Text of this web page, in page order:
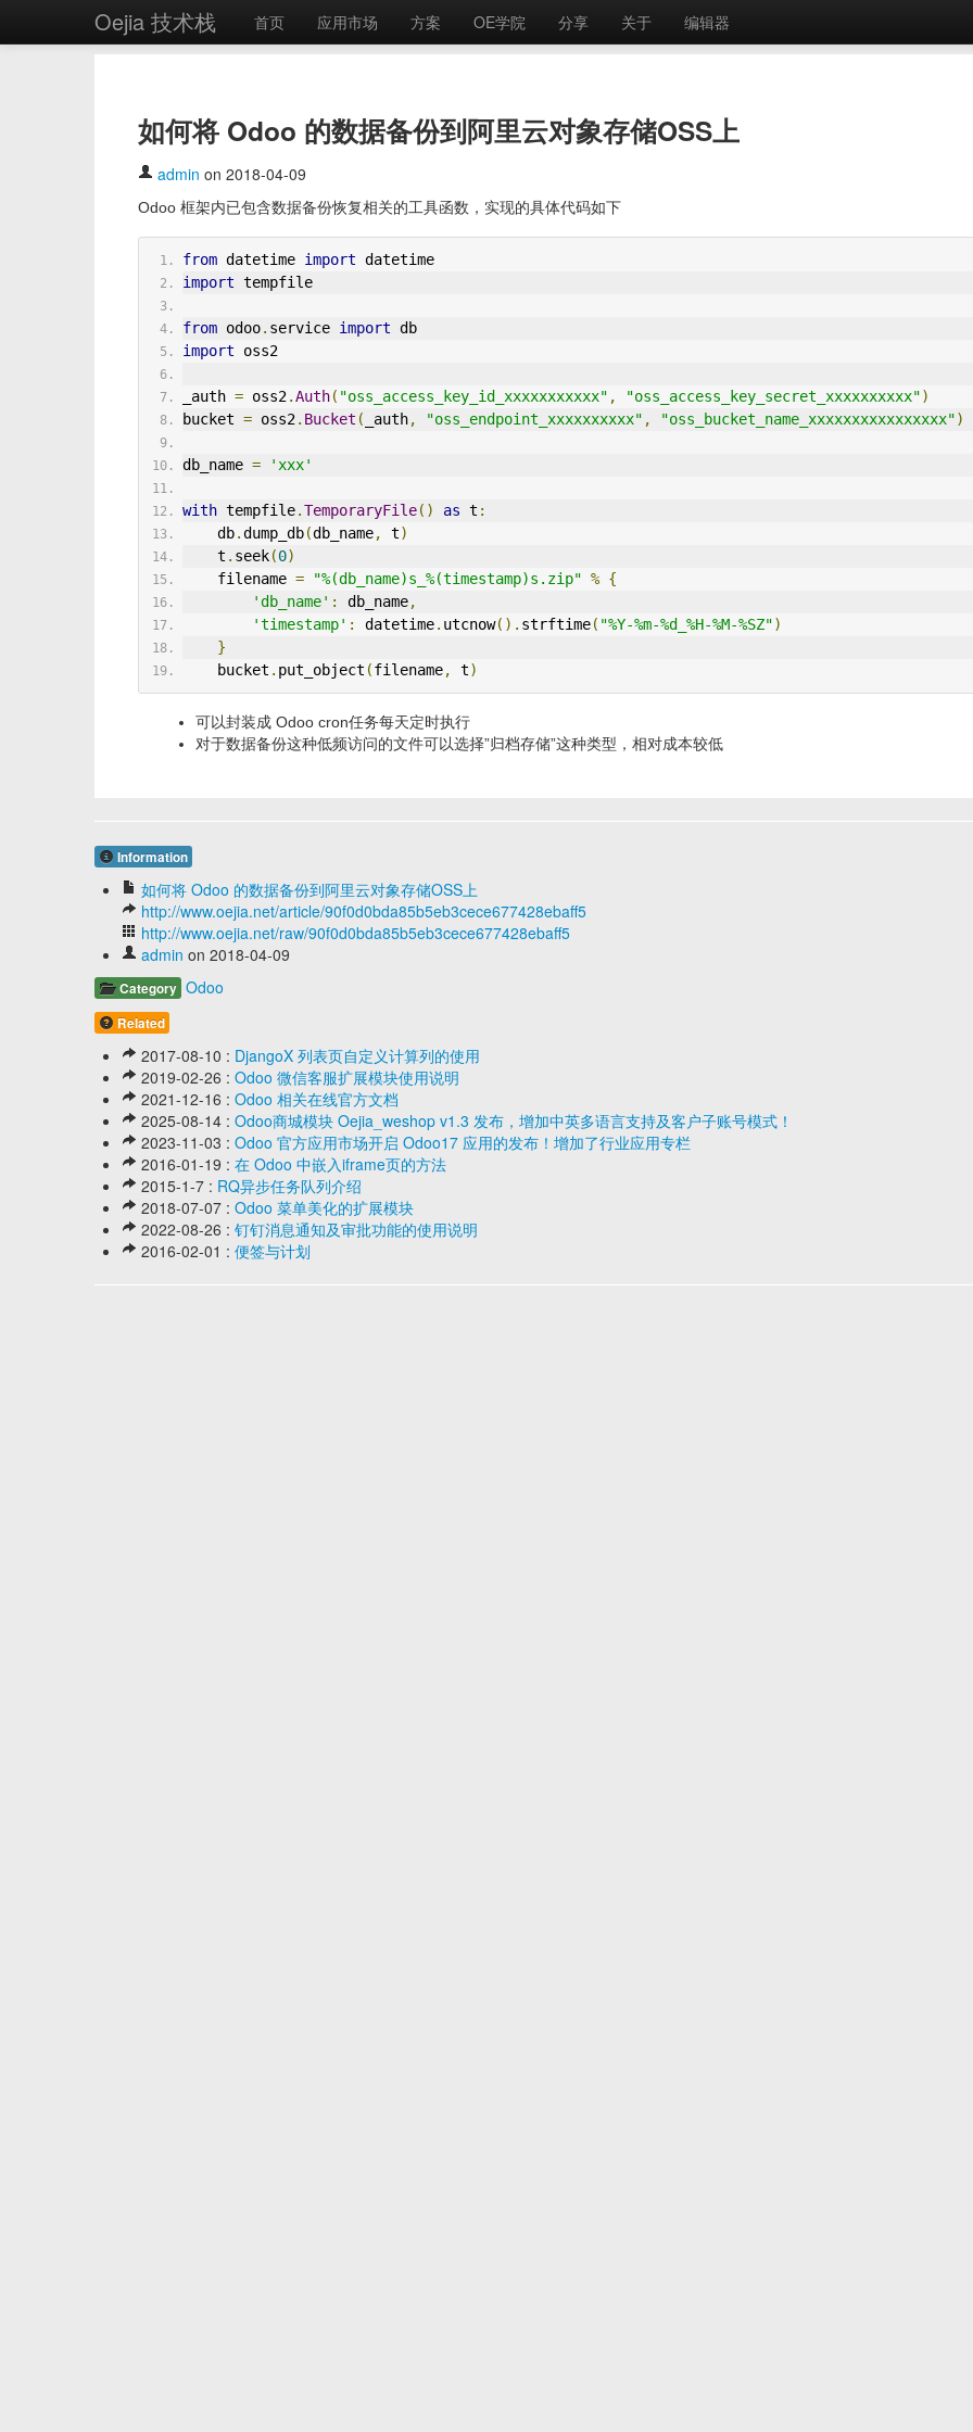
Oejia 技术栈 首页 应用市场 方案 OE学院 分享 关于 编辑器
如何将 Odoo 的数据备份到阿里云对象存储OSS上
admin on 2018-04-09
Odoo 框架内已包含数据备份恢复相关的工具函数，实现的具体代码如下
from datetime import datetime
import tempfile
from odoo. service import db
import oss2
_auth = oss2.Auth( "oss_access_key_id_xxxxxxxxxxx" , "oss_access_key_secret_xxxxxxxxxx")
bucket = oss2. Bucket ( _auth, "oss_endpoint_xxxxxxxxxx" , "oss_bucket_name_xxxxxxxxxxxxxxxx")
db_name = 'xxx'
with tempfile.TemporaryFile() as t :
    db
.dump_db(db_name, t)
    t
. seek(0)
    filename
= "%(db_name)s_%(timestamp)s.zip" % {
'db_name' : db_name,
'timestamp' : datetime. utcnow(). strftime( "%Y-%m-%d_%H-%M-%SZ")
}
    bucket
. put_object (filename, t)
可以封装成 Odoo cron任务每天定时执行
对于数据备份这种低频访问的文件可以选择”归档存储”这种类型，相对成本较低
Information
如何将 Odoo 的数据备份到阿里云对象存储OSS上
http://www.oejia.net/article/90f0d0bda85b5eb3cece677428ebaff5
http://www.oejia.net/raw/90f0d0bda85b5eb3cece677428ebaff5
admin on 2018-04-09
Category Odoo
Related
2017-08-10 : DjangoX 列表页自定义计算列的使用
2019-02-26 : Odoo 微信客服扩展模块使用说明
2021-12-16 : Odoo 相关在线官方文档
2025-08-14 : Odoo商城模块 Oejia_weshop v1.3 发布，增加中英多语言支持及客户子账号模式！
2023-11-03 : Odoo 官方应用市场开启 Odoo17 应用的发布！增加了行业应用专栏
2016-01-19 : 在 Odoo 中嵌入iframe页的方法
2015-1-7 : RQ异步任务队列介绍
2018-07-07 : Odoo 菜单美化的扩展模块
2022-08-26 : 钉钉消息通知及审批功能的使用说明
2016-02-01 : 便签与计划